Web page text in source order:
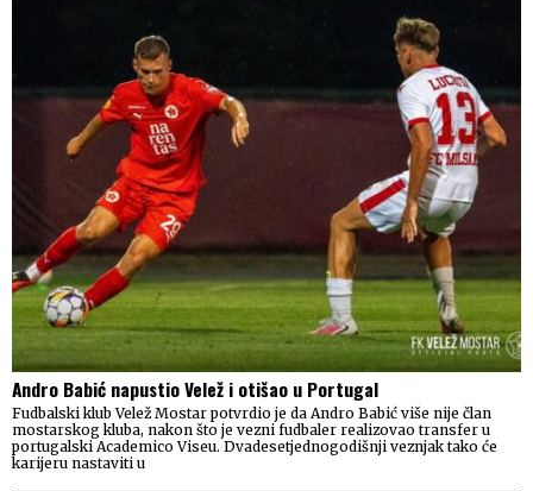
Andro Babić napustio Velež i otišao u Portugal
Fudbalski klub Velež Mostar potvrdio je da Andro Babić više nije član
mostarskog kluba, nakon što je vezni fudbaler realizovao transfer u
portugalski Academico Viseu. Dvadesetjednogodišnji veznjak tako će
karijeru nastaviti u